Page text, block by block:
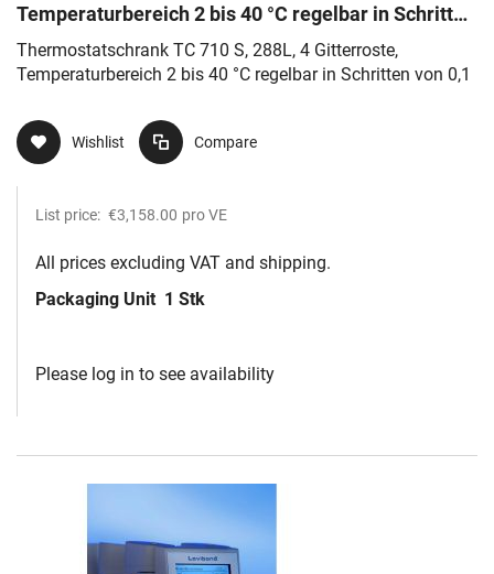
Temperaturbereich 2 bis 40 °C regelbar in Schritten
von 0,1
Thermostatschrank TC 710 S, 288L, 4 Gitterroste,
Temperaturbereich 2 bis 40 °C regelbar in Schritten von 0,1
Wishlist Compare
List price: €3,158.00 pro VE
All prices excluding VAT and shipping.
Packaging Unit 1 Stk
Please log in to see availability